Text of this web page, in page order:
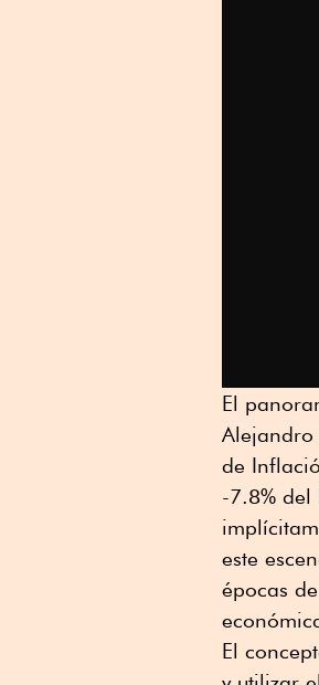
El
Alejandro
de
-7.8% del
este
épocas
El